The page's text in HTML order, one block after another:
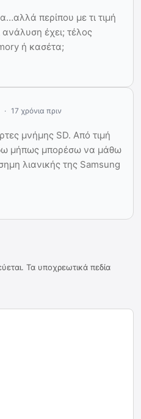
περίπου με τι τιμή
ανάλυση έχει; τέλος
ή κασέτα;
17 χρόνια πριν
μνήμης SD. Από τιμή
μήπως μπορέσω να μάθω
λιανικής της Samsung
Τα υποχρεωτικά πεδία